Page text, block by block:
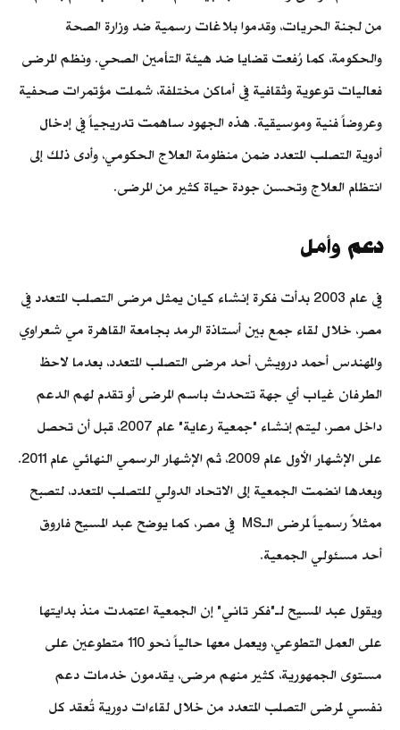
من لجنة الحريات، وقدموا بلاغات رسمية ضد وزارة الصحة
والحكومة، كما رُفعت قضايا ضد هيئة التأمين الصحي. ونظم المرضى
فعاليات توعوية وثقافية في أماكن مختلفة، شملت مؤتمرات صحفية
وعروضاً فنية وموسيقية. هذه الجهود ساهمت تدريجياً في إدخال
أدوية التصلب المتعدد ضمن منظومة العلاج الحكومي، وأدى ذلك إلى
انتظام العلاج وتحسن جودة حياة كثير من المرضى.
دعم وأمل
في عام 2003 بدأت فكرة إنشاء كيان يمثل مرضى التصلب المتعدد في
مصر، خلال لقاء جمع بين أستاذة الرمد بجامعة القاهرة مي شعراوي
والمهندس أحمد درويش، أحد مرضى التصلب المتعدد، بعدما لاحظ
الطرفان غياب أي جهة تتحدث باسم المرضى أو تقدم لهم الدعم
داخل مصر، ليتم إنشاء "جمعية رعاية" عام 2007، قبل أن تحصل
على الإشهار الأول عام 2009، ثم الإشهار الرسمي النهائي عام 2011.
وبعدها انضمت الجمعية إلى الاتحاد الدولي للتصلب المتعدد، لتصبح
ممثلاً رسمياً لمرضى الـMS في مصر، كما يوضح عبد المسيح فاروق
أحد مسئولي الجمعية.
ويقول عبد المسيح لـ"فكر تاني" إن الجمعية اعتمدت منذ بدايتها
على العمل التطوعي، ويعمل معها حالياً نحو 110 متطوعين على
مستوى الجمهورية، كثير منهم مرضى، يقدمون خدمات دعم
نفسي لمرضى التصلب المتعدد من خلال لقاءات دورية تُعقد كل